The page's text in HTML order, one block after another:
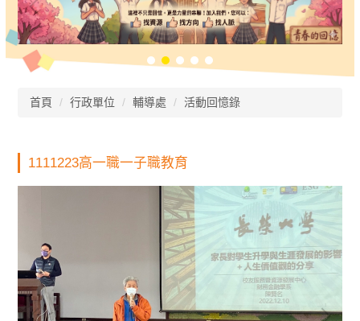
首頁 行政單位 輔導處 活動回憶錄
1111223高一職一子職教育